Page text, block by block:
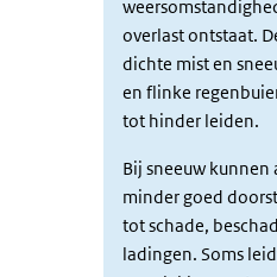
overlast ontstaat.
dichte mist en
en flinke
tot hinder leiden.
Bij sneeuw kunnen
minder goed
tot schade,
ladingen. Soms